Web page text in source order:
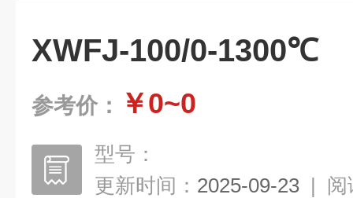
XWFJ-100/0-1300℃
参考价： ￥0~0
型号：
更新时间： 2025-09-23 | 阅